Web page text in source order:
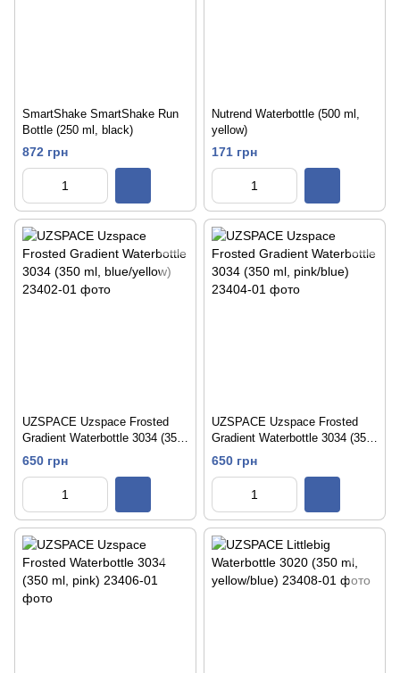
SmartShake SmartShake Run
Bottle (250 ml, black)
872 грн
Nutrend Waterbottle (500 ml,
yellow)
171 грн
UZSPACE Uzspace Frosted
Gradient Waterbottle 3034 (350
ml, blue/yellow)
650 грн
UZSPACE Uzspace Frosted
Gradient Waterbottle 3034 (350
ml, pink/blue)
650 грн